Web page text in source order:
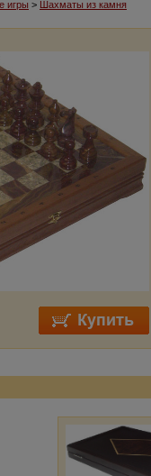
игры > Шахматы из камня